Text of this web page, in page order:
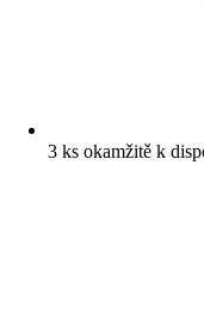
3 ks okamžitě k